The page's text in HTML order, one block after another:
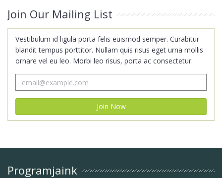
Join Our Mailing List
Vestibulum id ligula porta felis euismod semper. Curabitur
blandit tempus porttitor. Nullam quis risus eget urna mollis
ornare vel eu leo. Morbi leo risus, porta ac consectetur.
Programjaink